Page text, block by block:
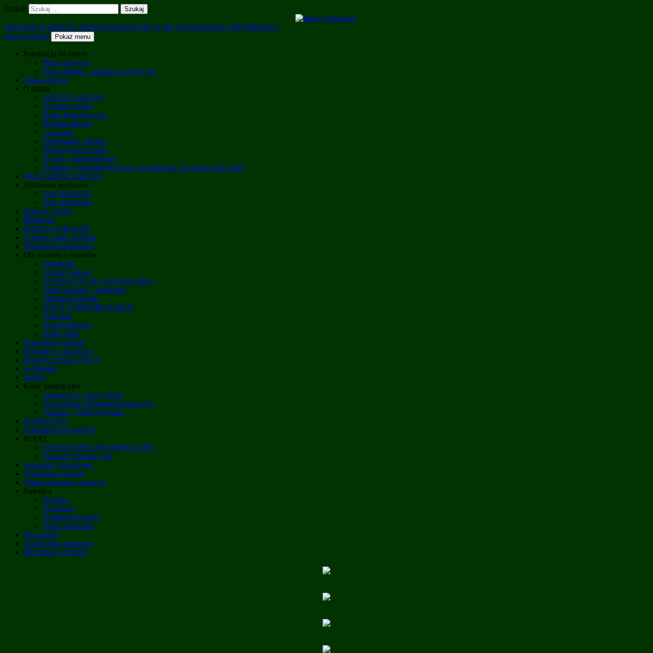
Szukaj:
WITAMY W SZKOLE PODSTAWOWEJ NR 74 IM. STANISŁAWA GROŃSKIEGO
skocz do treści
Pokaż menu
Rekrutacja do szkoły
Klasy pierwsze
Klasa siódma – oddział dwujęzyczny
Strona główna
O szkole
OFERTA SZKOŁY
Dyrektor Szkoły
Kadra Pedagogiczna
Historia patrona
Logopeda
Pielęgniarka szkolna
Pedagog i psycholog
Dyżury wicedyrektorów
Narodowy Program Rozwoju Czytelnictwa 2.0 na lata 2021-2025
PRZYJAZNA SZKOŁA
Archiwum wydarzeń
Rok 2024/2025
Rok 2023/2024
Sukcesy Szkoły
Biblioteka
BOISKA SZKOLNE
Centrum Nauk Ścisłych
Deklaracja dostępności
Dla uczniów i rodziców
Półkolonie
Terminy zebrań
KONSULTACJE NAUCZYCIELI
Szafki szkolne – regulamin
Mundurki szkolne
KOŁA ZAINTERESOWAŃ
Stołówka
Rada Rodziców
Podręczniki
Dokumenty szkolne
Doradztwo zawodowe
Dwujęzyczność w SP 74
E-dziennik
Galeria
Klasy integracyjne
Integracja w naszej szkole
Szczecińska Olimpiada Integracyjna
Światowy Dzień Autyzmu
KONKURSY
Laboratoria Przyszłości
RODO
OBOWIĄZEK INFORMACYJNY
Klauzule informacyjne
Samorząd Uczniowski
Schronisko Szkolne
Szkoła promująca zdrowie
Świetlica
Kontakt
Informacje
Działania świetlicy
Karta zgłoszenia
Wolontariat
Zamówienia publiczne
PROJEKT UNIJNY